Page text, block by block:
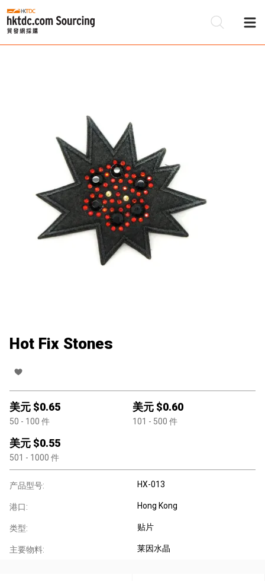
Hot Fix Stones
美元 $0.65
50 - 100 件
美元 $0.60
101 - 500 件
美元 $0.55
501 - 1000 件
产品型号: HX-013
港口: Hong Kong
类型: 贴片
主要物料: 莱因水晶